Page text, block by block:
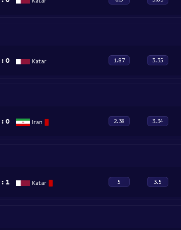
: 0 Katar 1.87 3.35
: 0 Iran 2.38 3.34
: 1 Katar 5 3.5